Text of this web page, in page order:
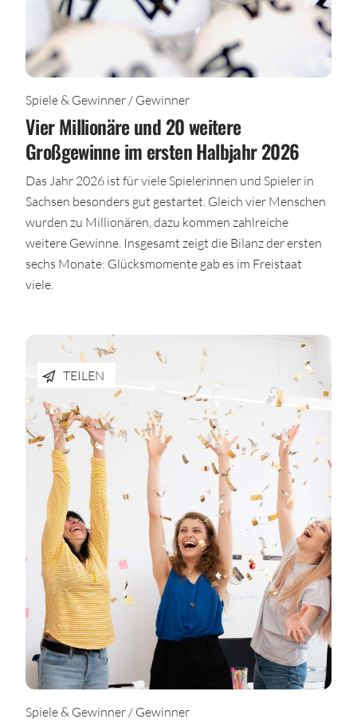
Spiele & Gewinner / Gewinner
Vier Millionäre und 20 weitere
Großgewinne im ersten Halbjahr 2026
Das Jahr 2026 ist für viele Spielerinnen und Spieler in
Sachsen besonders gut gestartet. Gleich vier Menschen
wurden zu Millionären, dazu kommen zahlreiche
weitere Gewinne. Insgesamt zeigt die Bilanz der ersten
sechs Monate: Glücksmomente gab es im Freistaat
viele.
TEILEN
Spiele & Gewinner / Gewinner